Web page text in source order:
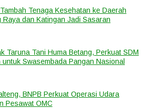
Tenaga Kesehatan ke Daerah
Raya dan Katingan Jadi Sasaran
Taruna Tani Huma Betang, Perkuat SDM
Swasembada Pangan Nasional
BNPB Perkuat Operasi Udara
Pesawat OMC